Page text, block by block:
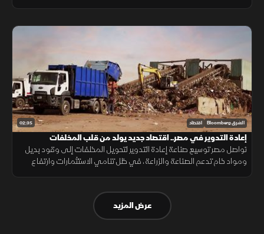
02:35 الشرق Bloomberg اقتصاد
إعادة التدوير في مصر.. اقتصاد جديد يولد من قلب المخلفات
تواصل مصر توسيع صناعة إعادة التدوير لتحويل المخلفات إلى وقود بديل
ومواد خام تدعم الصناعة والزراعة، في ظل تنامي الاستثمارات وارتفاع
عرض المزيد